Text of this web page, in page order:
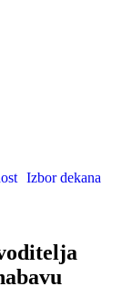
Izbor dekana